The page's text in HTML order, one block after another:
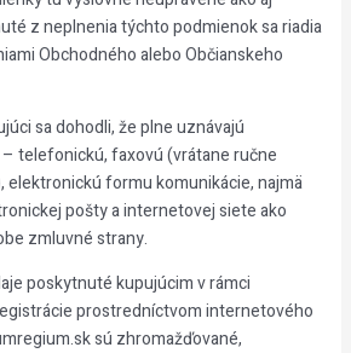
z neplnenia týchto podmienok sa riadia
Obchodného alebo Občianskeho
sa dohodli, že plne uznávajú
telefonickú, faxovú (vrátane ručne
elektronickú formu komunikácie, najmä
pošty a internetovej siete ako
zmluvné strany.
poskytnuté kupujúcim v rámci
prostredníctvom internetového
sú zhromažďované,